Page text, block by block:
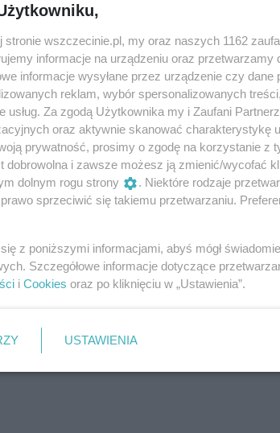
pełen lirycznych melodii, które
i uczuć.
event/koncert-muzyki-
stronie wszczecinie.pl, my oraz naszych 1162
informacje na urządzeniu oraz przetwarzamy
informacje wysyłane przez urządzenie czy dane
reklam, wybór spersonalizowanych
usług. Za zgodą Użytkownika my i Zaufani
oraz aktywnie skanować charakterystykę
prywatność, prosimy o zgodę na korzystanie z
dobrowolna i zawsze możesz ją zmienić/wycofać
dolnym rogu strony
. Niektóre rodzaje
sprzeciwić się takiemu przetwarzaniu.
z poniższymi informacjami, abyś mógł
Szczegółowe informacje dotyczące
i Cookies oraz po kliknięciu w „Ustawienia”.
USTAWIENIA